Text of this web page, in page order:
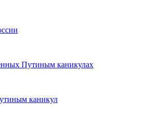
Путиным каникулах
каникул